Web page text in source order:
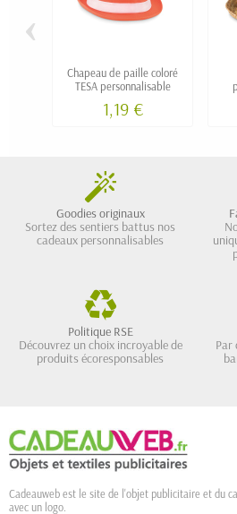
Chapeau de paille coloré
TESA personnalisable
1,19 €
‹
Goodies originaux
Sortez des sentiers battus nos
cadeaux personnalisables
Politique RSE
Découvrez un choix incroyable de
produits écoresponsables
Par
Cadeauweb est le site de l'objet publicitaire et du
avec un logo.